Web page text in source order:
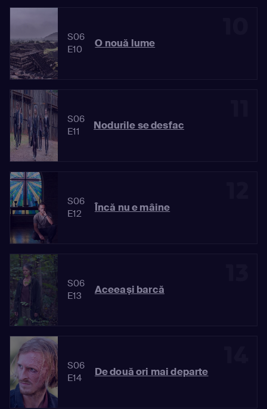
S06
E10
O nouă lume
S06
E11
Nodurile se desfac
S06
E12
Încă nu e mâine
S06
E13
Aceeaşi barcă
S06
E14
De două ori mai departe